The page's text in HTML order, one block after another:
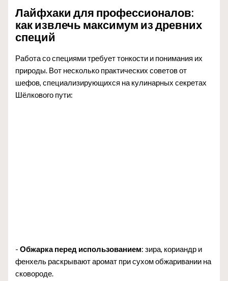
Лайфхаки для профессионалов:
как извлечь максимум из древних
специй
Работа со специями требует тонкости и понимания их
природы. Вот несколько практических советов от
шефов, специализирующихся на кулинарных секретах
Шёлкового пути:
-Обжарка перед использованием: зира, кориандр и
фенхель раскрывают аромат при сухом обжаривании на
сковороде.